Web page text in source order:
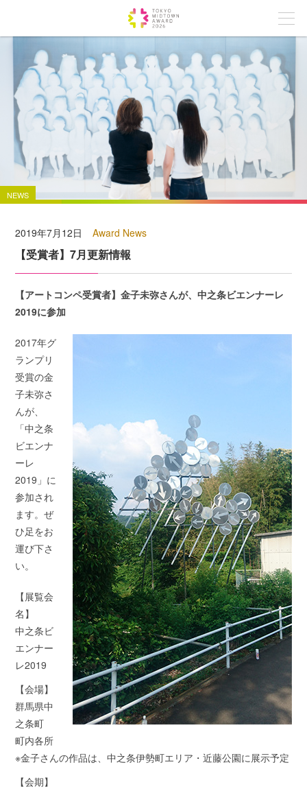
NEWS
2019年7月12日 Award News
【受賞者】7月更新情報
【アートコンペ受賞者】金子未弥さんが、中之条ビエンナーレ
2019に参加
2017年グ
ランプリ
受賞の金
子未弥さ
んが、
「中之条
ビエンナ
ーレ
2019」に
参加され
ます。ぜ
ひ足をお
運び下さ
い。
【展覧会
名】
中之条ビ
エンナー
レ2019
【会場】
群馬県中
之条町
町内各所
※金子さんの作品は、中之条伊勢町エリア・近藤公園に展示予定
【会期】